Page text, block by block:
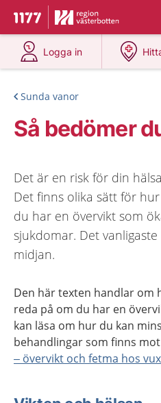
Till startsidan för 1177
Du har valt region
Logga in
på 1177.se
Sunda vanor
Så bedömer
Det är en risk för din
Det finns olika sätt för
du har en övervikt som
sjukdomar. Det
midjan.
Den här texten handlar om
reda på om du har en
kan läsa om hur du kan
behandlingar som finns
– övervikt och fetma hos